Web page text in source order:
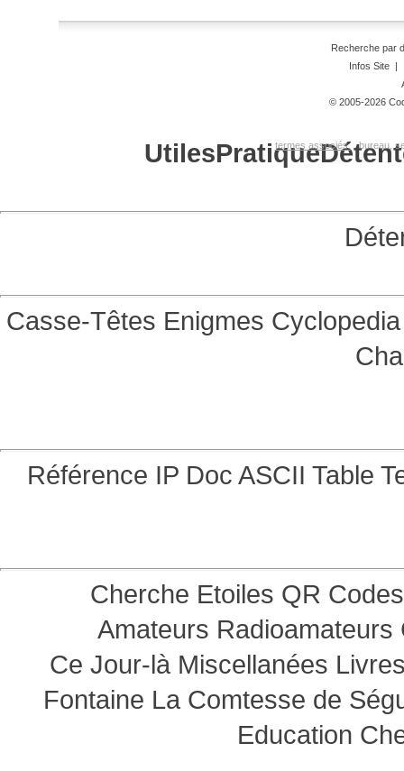
Recherche par
Infos Site|
© 2005-2026
termes associés: bureau,
UtilesPratique
Casse-Têtes Enigmes
Référence IP Doc ASCII Table
Cherche Etoiles QR Codes
Amateurs Radioamateurs
Ce Jour-là Miscellanées
Fontaine La Comtesse de
Education